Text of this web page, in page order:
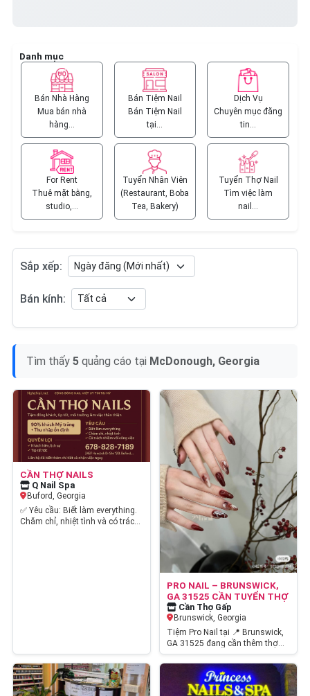
Danh mục
Bán Nhà Hàng
Mua bán nhà
hàng…
Bán Tiệm Nail
Bán Tiệm Nail
tại…
Dịch Vụ
Chuyên mục đăng
tin…
For Rent
Thuê mặt bằng,
studio,…
Tuyển Nhân Viên
(Restaurant, Boba
Tea, Bakery)
Tuyển Thợ Nail
Tìm việc làm
nail…
Sắp xếp:
Bán kính:
Tìm thấy 5 quảng cáo tại McDonough, Georgia
CẦN THỢ NAILS
Q Nail Spa
Buford, Georgia
✅ Yêu cầu: Biết làm everything.
Chăm chỉ, nhiệt tình và có trách
PRO NAIL – BRUNSWICK,
GA 31525 CẦN TUYỂN THỢ
Cần Thợ Gấp
Brunswick, Georgia
Tiệm Pro Nail tại 📍 Brunswick,
GA 31525 đang cần thêm thợ
nail có tay nghề để gia nhập
team…